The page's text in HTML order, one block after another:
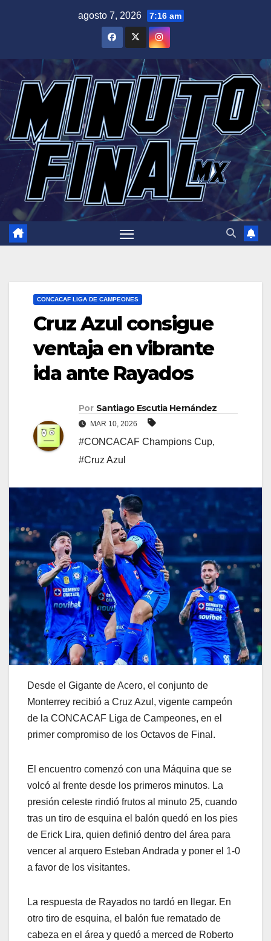
agosto 7, 2026 7:16 am
CONCACAF LIGA DE CAMPEONES
Cruz Azul consigue
ventaja en vibrante
ida ante Rayados
Por Santiago Escutia Hernández
MAR 10, 2026
#CONCACAF Champions Cup,
#Cruz Azul
Desde el Gigante de Acero, el conjunto de
Monterrey recibió a Cruz Azul, vigente campeón
de la CONCACAF Liga de Campeones, en el
primer compromiso de los Octavos de Final.
El encuentro comenzó con una Máquina que se
volcó al frente desde los primeros minutos. La
presión celeste rindió frutos al minuto 25, cuando
tras un tiro de esquina el balón quedó en los pies
de Erick Lira, quien definió dentro del área para
vencer al arquero Esteban Andrada y poner el 1-0
a favor de los visitantes.
La respuesta de Rayados no tardó en llegar. En
otro tiro de esquina, el balón fue rematado de
cabeza en el área y quedó a merced de Roberto